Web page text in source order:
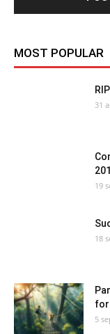
MOST POPULAR
31
19
18
5